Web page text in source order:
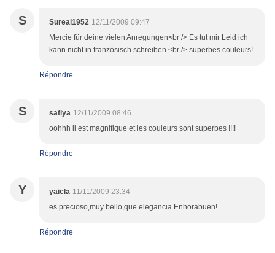
S Sureal1952 12/11/2009 09:47
Mercie für deine vielen Anregungen<br /> Es tut mir Leid ich
kann nicht in französisch schreiben.<br /> superbes couleurs!
Répondre
S safiya 12/11/2009 08:46
oohhh il est magnifique et les couleurs sont superbes !!!!
Répondre
Y yaicla 11/11/2009 23:34
es precioso,muy bello,que elegancia.Enhorabuen!
Répondre